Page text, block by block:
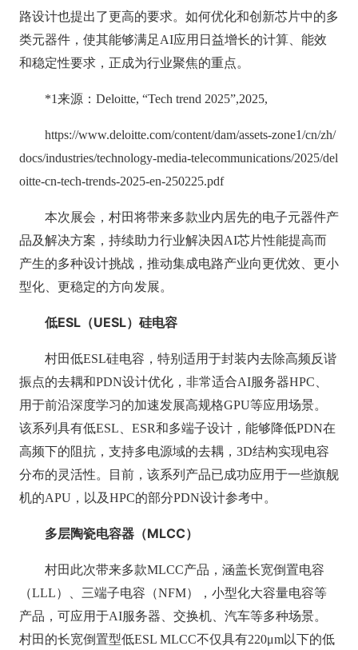
路设计也提出了更高的要求。如何优化和创新芯片中的多
类元器件，使其能够满足AI应用日益增长的计算、能效
和稳定性要求，正成为行业聚焦的重点。
*1来源：Deloitte, “Tech trend 2025”,2025,
https://www.deloitte.com/content/dam/assets-zone1/cn/zh/
docs/industries/technology-media-telecommunications/2025/del
oitte-cn-tech-trends-2025-en-250225.pdf
本次展会，村田将带来多款业内居先的电子元器件产
品及解决方案，持续助力行业解决因AI芯片性能提高而
产生的多种设计挑战，推动集成电路产业向更优效、更小
型化、更稳定的方向发展。
低ESL （UESL） 硅电容
村田低ESL硅电容，特别适用于封装内去除高频反谐
振点的去耦和PDN设计优化，非常适合AI服务器HPC、
用于前沿深度学习的加速发展高规格GPU等应用场景。
该系列具有低ESL、ESR和多端子设计，能够降低PDN在
高频下的阻抗，支持多电源域的去耦，3D结构实现电容
分布的灵活性。目前，该系列产品已成功应用于一些旗舰
机的APU，以及HPC的部分PDN设计参考中。
多层陶瓷电容器（MLCC）
村田此次带来多款MLCC产品，涵盖长宽倒置电容
（LLL）、三端子电容（NFM），小型化大容量电容等
产品，可应用于AI服务器、交换机、汽车等多种场景。
村田的长宽倒置型低ESL MLCC不仅具有220μm以下的低